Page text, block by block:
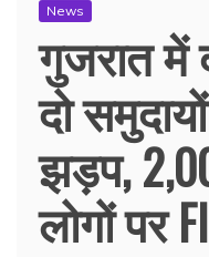
News
गुजरात में
दो
झड़प,
लोगों पर